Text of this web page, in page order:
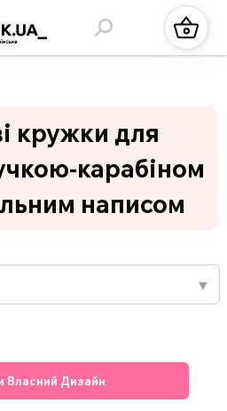
кружки для
карабіном
написом
Власний Дизайн